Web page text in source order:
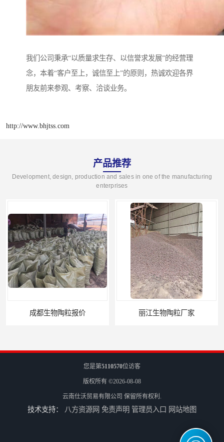
我们公司秉承“以质量求生存、以信誉求发展”的经营理
念，本着“客户至上，诚信至上”的原则，热诚欢迎各界
朋友前来参观、考察、洽谈业务。
http://www.bhjtss.com
产品推荐
Development, design, production and sales in one of the manufacturing
enterprises
丽江生物陶粒厂家
日喀则土陶粒电话
您是第5110570位访客
版权所有 ©2026-08-08
云南仕沃贸易有限公司 保留所有权利.
技术支持： 八方资源网 免责声明 管理员入口 网站地图